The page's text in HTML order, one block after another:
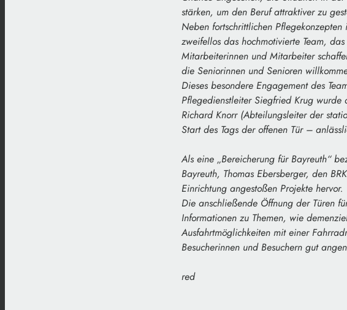
stärken, um den Beruf attraktiver zu
Neben fortschrittlichen
zweifellos das hochmotivierte Team,
Mitarbeiterinnen und Mitarbeiter
die Seniorinnen und Senioren
Dieses besondere Engagement des
Pflegedienstleiter Siegfried Krug wurde
Richard Knorr (Abteilungsleiter der
Start des Tags der offenen Tür –
Als eine „Bereicherung für Bayreuth“
Bayreuth, Thomas Ebersberger, den
Einrichtung angestoßen Projekte hervor.
Die anschließende Öffnung der Türen
Informationen zu Themen, wie
Ausfahrtmöglichkeiten mit einer
Besucherinnen und Besuchern gut
red